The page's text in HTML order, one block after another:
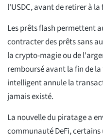
l'USDC, avant de retirer à la
Les prêts flash permettent
contracter des prêts sans
la crypto-magie ou de
remboursé avant la fin de
intelligent annule la
jamais existé.
La nouvelle du piratage a
communauté DeFi,